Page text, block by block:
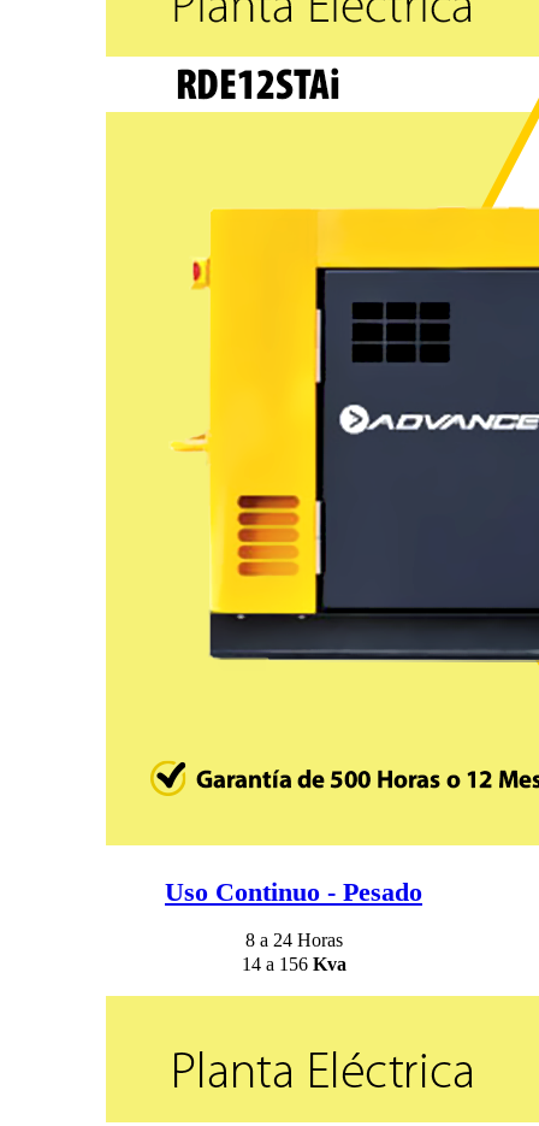
Uso Continuo - Pesado
8 a 24 Horas
14 a 156 Kva